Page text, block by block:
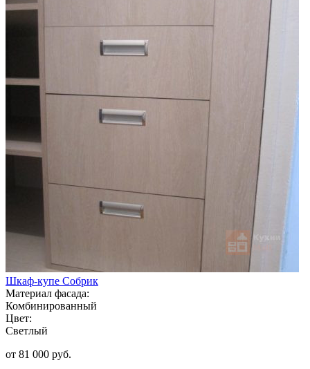
Шкаф-купе Собрик
Материал фасада:
Комбинированный
Цвет:
Светлый
от 81 000 руб.